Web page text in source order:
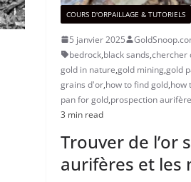
COURS D'ORPAILLAGE & TUTORIELS
5 janvier 2025
bedrock,black sands,chercher
gold in nature,gold mining,gold
grains d'or,how to find gold,how
pan for gold,prospection aurifère
3 min read
Trouver de l’or
aurifères et les